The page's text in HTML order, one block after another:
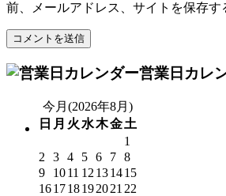
前、メールアドレス、サイトを保存す
営業日カレ
今月(2026年8月)
日 月 火 水木金土
1
2
3 4 5 6 7 8
9
1011 12 131415
161718192021 22